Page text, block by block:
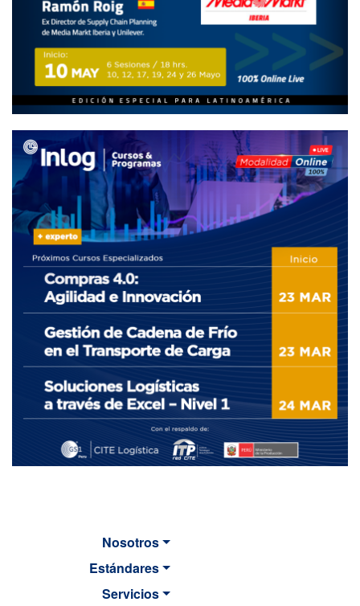
Nosotros
Estándares
Servicios